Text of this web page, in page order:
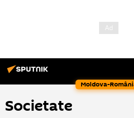
Moldova-
Societate